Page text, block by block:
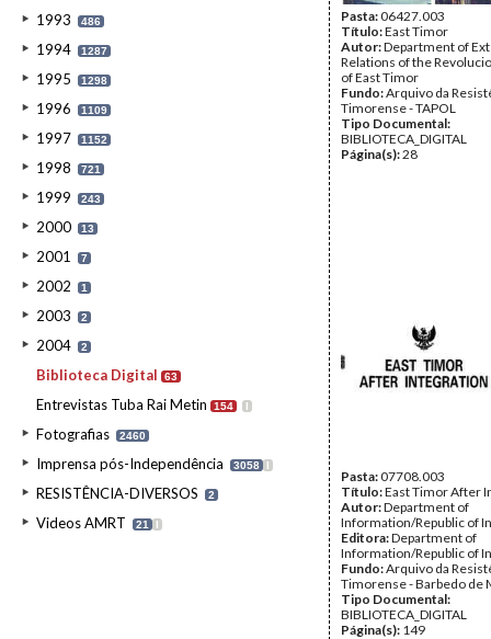
1993 486
1994 1287
1995 1298
1996 1109
1997 1152
1998 721
1999 243
2000 13
2001 7
2002 1
2003 2
2004 2
Biblioteca Digital 63
Entrevistas Tuba Rai Metin 154 I
Fotografias 2460
Imprensa pós-Independência 3058 I
RESISTÊNCIA-DIVERSOS 2
Videos AMRT 21 I
Pasta:06427.003
Título:East Timor
Autor:Department of
Relations of the
of East Timor
Fundo:Arquivo da
Timorense - TAPOL
Tipo Documental:
BIBLIOTECA_DIGITAL
Página(s):28
Pasta:07708.003
Título:East Timor After
Autor:Department of
Information/Republic of
Editora:Department of
Information/Republic of
Fundo:Arquivo da
Timorense - Barbedo de
Tipo Documental:
BIBLIOTECA_DIGITAL
Página(s): 149